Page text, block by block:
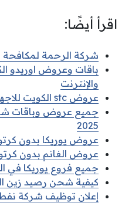
اقرأ أيضًا:
شركة الرحمة لمكافحة
والإنترنت
عروض stc الكويت للاجهزة الذكية أقساط 2025
2025
عروض يوريكا بدون كرتون 2025 بأرخص
عروض الغانم بدون كرتون
جميع فروع يوريكا في
كيفية شحن رصيد زين
إعلان توظيف شركة نفط